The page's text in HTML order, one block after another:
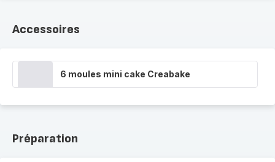
Accessoires
6 moules mini cake Creabake
Préparation